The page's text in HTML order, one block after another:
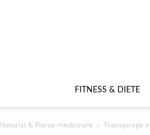
FITNESS & DIETE
Naturist & Plante medicinale Transpirație